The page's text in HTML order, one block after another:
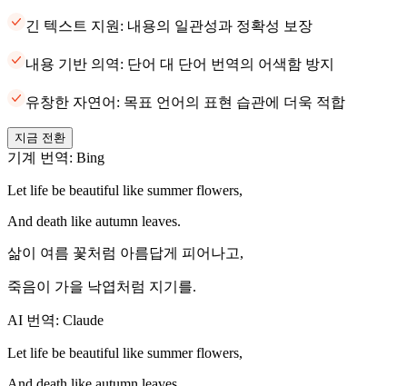
긴 텍스트 지원: 내용의 일관성과 정확성 보장
내용 기반 의역: 단어 대 단어 번역의 어색함 방지
유창한 자연어: 목표 언어의 표현 습관에 더욱 적합
지금 전환
기계 번역: Bing
Let life be beautiful like summer flowers,
And death like autumn leaves.
삶이 여름 꽃처럼 아름답게 피어나고,
죽음이 가을 낙엽처럼 지기를.
AI 번역: Claude
Let life be beautiful like summer flowers,